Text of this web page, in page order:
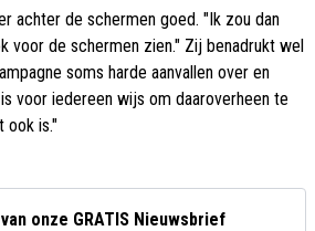
achter de schermen goed. "Ik zou dan
voor de schermen zien." Zij benadrukt wel
soms harde aanvallen over en
voor iedereen wijs om daaroverheen te
ook is."
onze GRATIS Nieuwsbrief